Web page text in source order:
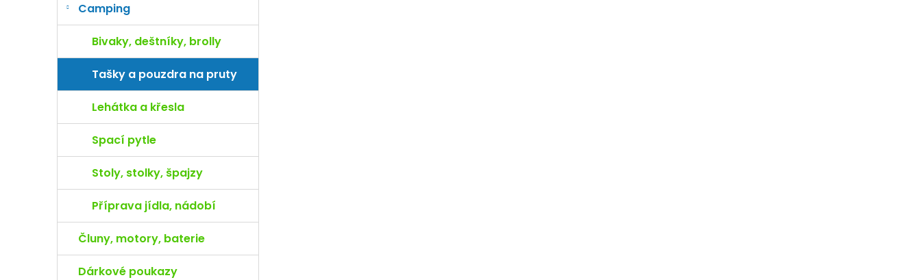
Camping
Bivaky, deštníky, brolly
Tašky a pouzdra na pruty
Lehátka a křesla
Spací pytle
Stoly, stolky, špajzy
Příprava jídla, nádobí
Čluny, motory, baterie
Dárkové poukazy